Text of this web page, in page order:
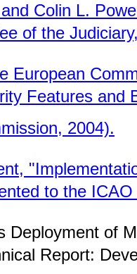
Colin L.
of the
European
Features
2004).
to the
Deployment of
Report: